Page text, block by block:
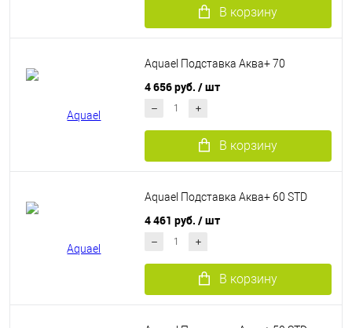
В корзину
Aquael Подставка Аква+ 70
4 656 руб. / шт
В корзину
Aquael Подставка Аква+ 60 STD
4 461 руб. / шт
В корзину